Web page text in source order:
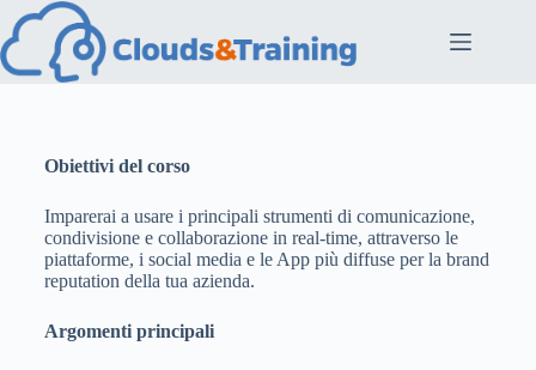
Obiettivi del corso
Imparerai a usare i principali strumenti di comunicazione,
condivisione e collaborazione in real-time, attraverso le
piattaforme, i social media e le App più diffuse per la brand
reputation della tua azienda.
Argomenti principali